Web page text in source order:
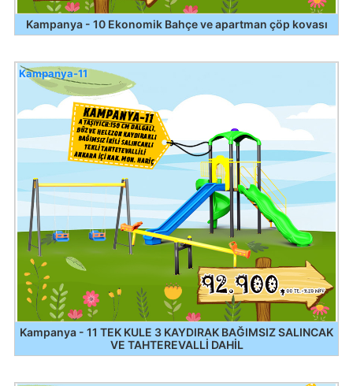
Kampanya - 10 Ekonomik Bahçe ve apartman çöp kovası
Kampanya - 11 TEK KULE 3 KAYDIRAK BAĞIMSIZ SALINCAK
VE TAHTEREVALLİ DAHİL
Kampanya-11